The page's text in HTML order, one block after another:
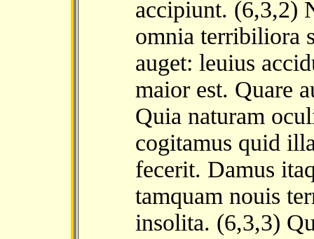
accipiunt. (6,3,2)
omnia terribiliora
auget: leuius
maior est. Quare
Quia naturam
cogitamus quid
fecerit. Damus
tamquam nouis
insolita. (6,3,3)